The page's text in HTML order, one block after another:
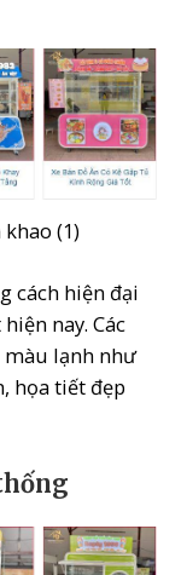
(1)
cách hiện đại
nay. Các
màu lạnh như
họa tiết đẹp